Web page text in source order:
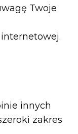
Twoje
innych
zakres